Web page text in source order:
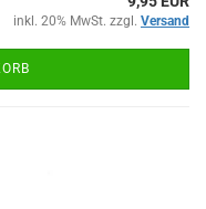
inkl. 20% MwSt. zzgl. Versand